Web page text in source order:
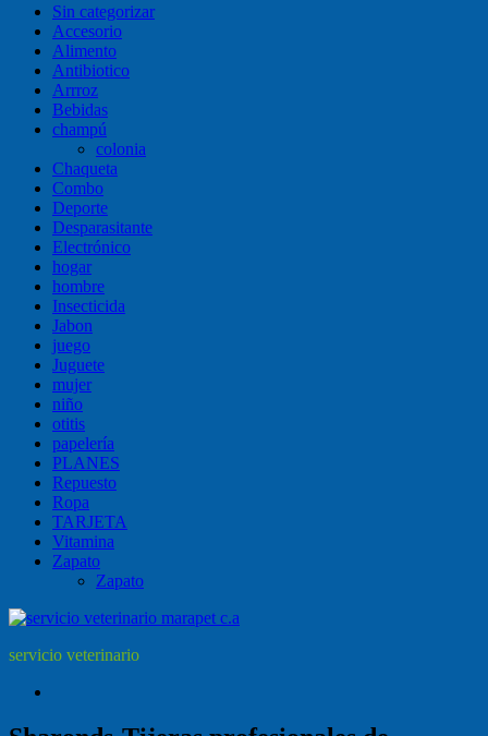
Sin categorizar
Accesorio
Alimento
Antibiotico
Arrroz
Bebidas
champú
colonia
Chaqueta
Combo
Deporte
Desparasitante
Electrónico
hogar
hombre
Insecticida
Jabon
juego
Juguete
mujer
niño
otitis
papelería
PLANES
Repuesto
Ropa
TARJETA
Vitamina
Zapato
Zapato
servicio veterinario